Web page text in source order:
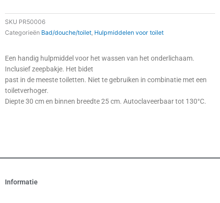
SKU PR50006
Categorieën Bad/douche/toilet, Hulpmiddelen voor toilet
Een handig hulpmiddel voor het wassen van het onderlichaam.
Inclusief zeepbakje. Het bidet
past in de meeste toiletten. Niet te gebruiken in combinatie met een
toiletverhoger.
Diepte 30 cm en binnen breedte 25 cm. Autoclaveerbaar tot 130°C.
Informatie